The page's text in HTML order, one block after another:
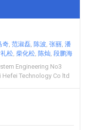
奇 范淑磊 陈波 张丽 潘
松 柴化松 陈灿 段鹏海
Engineering No3
Technology Co ltd